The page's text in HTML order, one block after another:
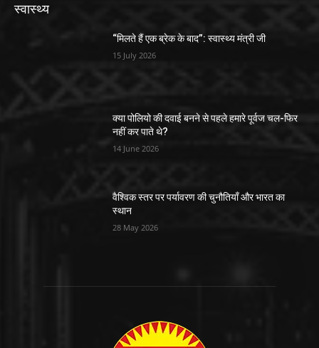
स्वास्थ्य
“मिलते हैं एक ब्रेक के बाद”: स्वास्थ्य मंत्री जी
15 July 2026
क्या पोलियो की दवाई बनने से पहले हमारे पूर्वज चल-फिर
नहीं कर पाते थे?
14 June 2026
वैश्विक स्तर पर पर्यावरण की चुनौतियाँ और भारत का
स्थान
28 May 2026